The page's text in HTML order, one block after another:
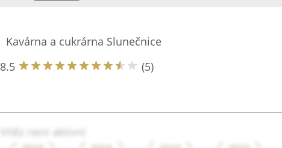
Kavárna a cukrárna Slunečnice
8.5
(5)
Vítěz není aktivní